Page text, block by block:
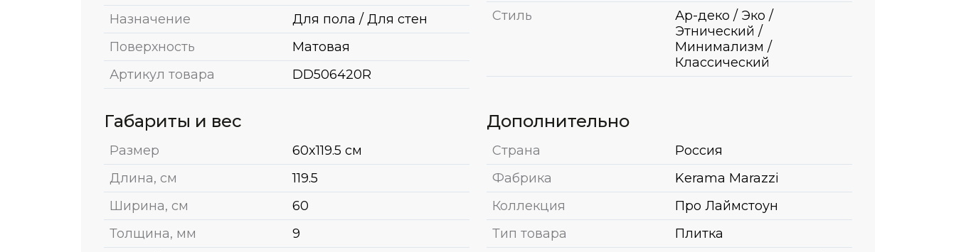
Назначение
Для пола / Для стен
Поверхность
Матовая
Артикул товара
DD506420R
Стиль
Ар-деко / Эко /
Этнический /
Минимализм /
Классический
Габариты и вес
Размер
60x119.5 см
Длина, см
119.5
Ширина, см
60
Толщина, мм
9
Дополнительно
Страна
Россия
Фабрика
Kerama Marazzi
Коллекция
Про Лаймстоун
Тип товара
Плитка